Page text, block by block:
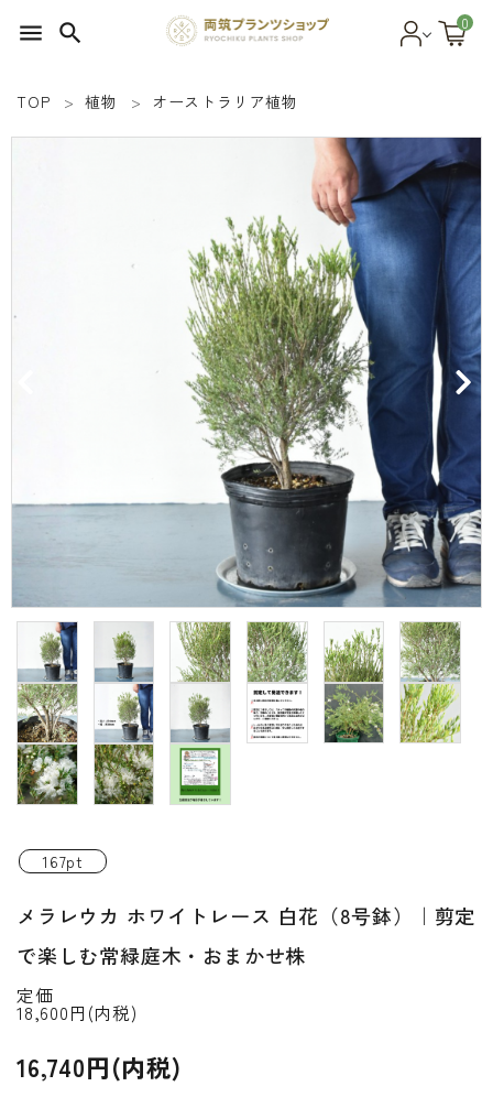
menu search 0
プライバシーポリシー
特定商取引法について
お問い合わせ
ACCOUNT MENU
ようこそ ゲスト 様
meeting_room ログイン
TOP 植物 オーストラリア植物
167pt
メラレウカ ホワイトレース 白花（8号鉢）｜剪定
で楽しむ常緑庭木・おまかせ株
定価
18,600円(内税)
16,740円(内税)